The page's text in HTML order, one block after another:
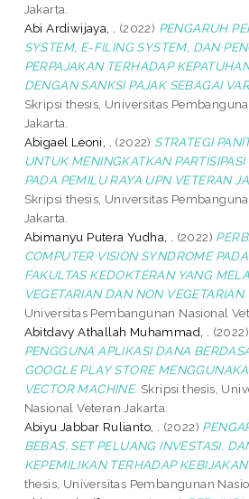
Jakarta.
Abi Ardiwijaya, .
(2022) PENGARUH
SYSTEM, E-FILING SYSTEM, DAN
PERPAJAKAN TERHADAP
DENGAN SANKSI PAJAK SEBAGAI
Skripsi thesis, Universitas
Jakarta.
Abigael Leoni, .
(2022) STRATEGI
UNTUK MENINGKATKAN
PADA PEMILU RAYA UPN VETERAN
Skripsi thesis, Universitas
Jakarta.
Abimanyu Putera Yudha, .
(2022)
COMPUTER VISION SYNDROME
FAKULTAS KEDOKTERAN YANG
VEGETARIAN DAN NON VEGETARIAN.
Universitas Pembangunan Nasional
Abitdavy Athallah Muhammad, .
(2022)
PENGGUNA APLIKASI DANA
GOOGLE PLAY STORE
VECTOR MACHINE. Skripsi thesis,
Nasional Veteran Jakarta.
Abiyu Jabbar Rulianto, .
(2022)
BEBAS, SET PELUANG INVESTASI,
KEPEMILIKAN TERHADAP
thesis, Universitas Pembangunan